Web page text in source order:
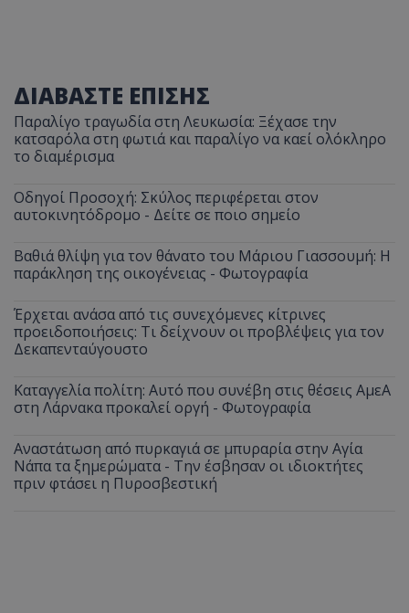
ΔΙΑΒΑΣΤΕ ΕΠΙΣΗΣ
Παραλίγο τραγωδία στη Λευκωσία: Ξέχασε την
κατσαρόλα στη φωτιά και παραλίγο να καεί ολόκληρο
το διαμέρισμα
Οδηγοί Προσοχή: Σκύλος περιφέρεται στον
αυτοκινητόδρομο - Δείτε σε ποιο σημείο
Βαθιά θλίψη για τον θάνατο του Μάριου Γιασσουμή: Η
παράκληση της οικογένειας - Φωτογραφία
Έρχεται ανάσα από τις συνεχόμενες κίτρινες
προειδοποιήσεις: Τι δείχνουν οι προβλέψεις για τον
Δεκαπενταύγουστο
Καταγγελία πολίτη: Αυτό που συνέβη στις θέσεις ΑμεΑ
στη Λάρνακα προκαλεί οργή - Φωτογραφία
Αναστάτωση από πυρκαγιά σε μπυραρία στην Αγία
Νάπα τα ξημερώματα - Την έσβησαν οι ιδιοκτήτες
πριν φτάσει η Πυροσβεστική